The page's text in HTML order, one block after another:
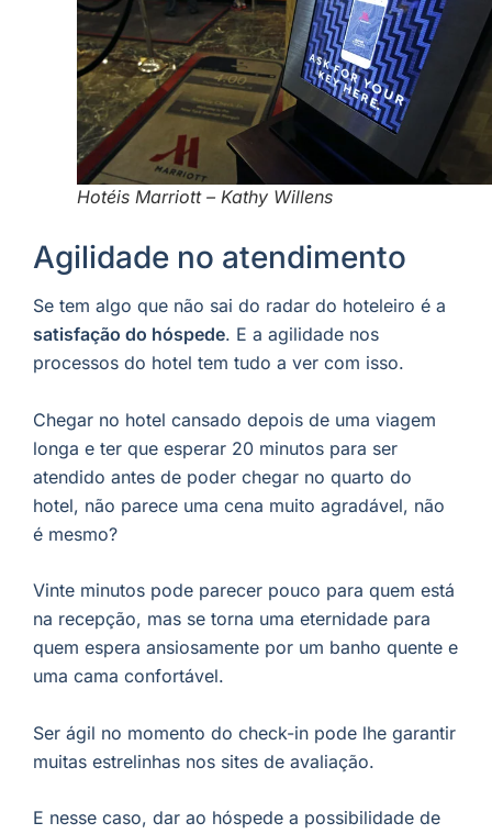
Hotéis Marriott – Kathy Willens
Agilidade no atendimento
Se tem algo que não sai do radar do hoteleiro é a
satisfação do hóspede. E a agilidade nos
processos do hotel tem tudo a ver com isso.
Chegar no hotel cansado depois de uma viagem
longa e ter que esperar 20 minutos para ser
atendido antes de poder chegar no quarto do
hotel, não parece uma cena muito agradável, não
é mesmo?
Vinte minutos pode parecer pouco para quem está
na recepção, mas se torna uma eternidade para
quem espera ansiosamente por um banho quente e
uma cama confortável.
Ser ágil no momento do check-in pode lhe garantir
muitas estrelinhas nos sites de avaliação.
E nesse caso, dar ao hóspede a possibilidade de